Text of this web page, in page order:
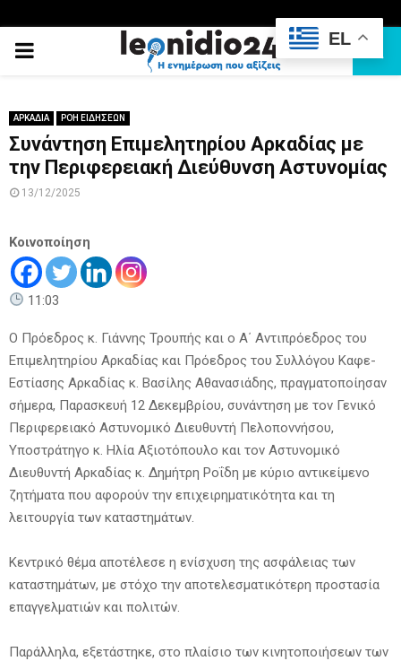
PRIMARY
ΑΡΚΑΔΙΑ ΡΟΗ ΕΙΔΗΣΕΩΝ
Συνάντηση Επιμελητηρίου Αρκαδίας με
την Περιφερειακή Διεύθυνση Αστυνομίας
13/12/2025
Κοινοποίηση
11:03
Ο Πρόεδρος κ. Γιάννης Τρουπής και ο Α΄ Αντιπρόεδρος του
Επιμελητηρίου Αρκαδίας και Πρόεδρος του Συλλόγου Καφε-
Εστίασης Αρκαδίας κ. Βασίλης Αθανασιάδης, πραγματοποίησαν
σήμερα, Παρασκευή 12 Δεκεμβρίου, συνάντηση με τον Γενικό
Περιφερειακό Αστυνομικό Διευθυντή Πελοποννήσου,
Υποστράτηγο κ. Ηλία Αξιoτόπουλο και τον Αστυνομικό
Διευθυντή Αρκαδίας κ. Δημήτρη Ροΐδη με κύριο αντικείμενο
ζητήματα που αφορούν την επιχειρηματικότητα και τη
λειτουργία των καταστημάτων.
Κεντρικό θέμα αποτέλεσε η ενίσχυση της ασφάλειας των
καταστημάτων, με στόχο την αποτελεσματικότερη προστασία
επαγγελματιών και πολιτών.
Παράλληλα, εξετάστηκε, στο πλαίσιο των κινητοποιήσεων των
EL